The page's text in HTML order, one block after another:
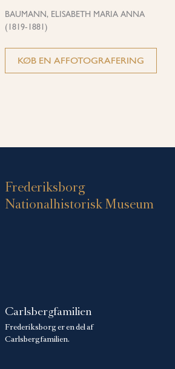
BAUMANN, ELISABETH MARIA ANNA
(1819-1881)
KØB EN AFFOTOGRAFERING
Frederiksborg
Nationalhistorisk Museum
Carlsbergfamilien
Frederiksborg er en del af
Carlsbergfamilien.